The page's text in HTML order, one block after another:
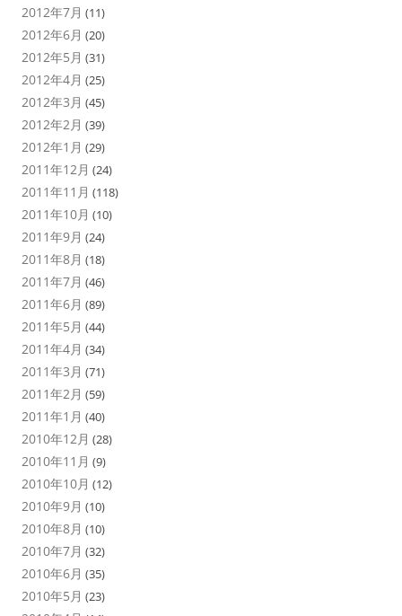
2012年7月 (11)
2012年6月 (20)
2012年5月 (31)
2012年4月 (25)
2012年3月 (45)
2012年2月 (39)
2012年1月 (29)
2011年12月 (24)
2011年11月 (118)
2011年10月 (10)
2011年9月 (24)
2011年8月 (18)
2011年7月 (46)
2011年6月 (89)
2011年5月 (44)
2011年4月 (34)
2011年3月 (71)
2011年2月 (59)
2011年1月 (40)
2010年12月 (28)
2010年11月 (9)
2010年10月 (12)
2010年9月 (10)
2010年8月 (10)
2010年7月 (32)
2010年6月 (35)
2010年5月 (23)